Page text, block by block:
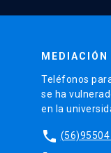
Teléfonos
se ha
en la
phone (56)95504